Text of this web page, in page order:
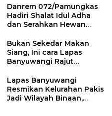
Selamat Datang dan
Dukungan
Danrem 072/Pamungkas
Hadiri Shalat Idul Adha
dan Serahkan Hewan
403/Wirasada Prasista
Bukan Sekedar Makan
Siang, Ini cara Lapas
Banyuwangi Rajut
Warga Binaan
Lapas Banyuwangi
Resmikan Kelurahan Pakis
Jadi Wilayah Binaan,